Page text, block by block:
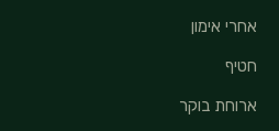
אחרי אימון
חטיף
ארוחת בוקר